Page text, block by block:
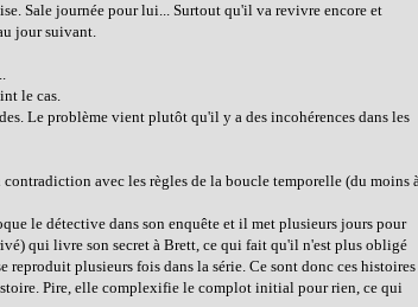
Sale journée pour lui... Surtout qu'il va revivre encore et
jour suivant.
le cas.
Le problème vient plutôt qu'il y a des incohérences dans les
avec les règles de la boucle temporelle (du moins
le détective dans son enquête et il met plusieurs jours pour
qui livre son secret à Brett, ce qui fait qu'il n'est plus obligé
plusieurs fois dans la série. Ce sont donc ces histoires
Pire, elle complexifie le complot initial pour rien, ce qui